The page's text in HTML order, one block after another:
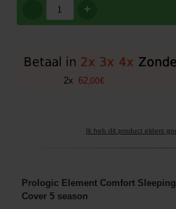
+
2x 62 00€
Ik heb dit product elders
Prologic Element Comfort
Cover 5 season